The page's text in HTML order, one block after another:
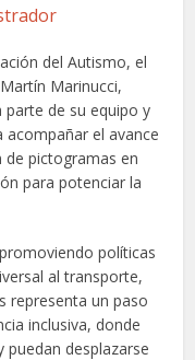
del Autismo, el
Marinucci,
de su equipo y
acompañar el avance
pictogramas en
para potenciar la
políticas
al transporte,
representa un paso
inclusiva, donde
desplazarse